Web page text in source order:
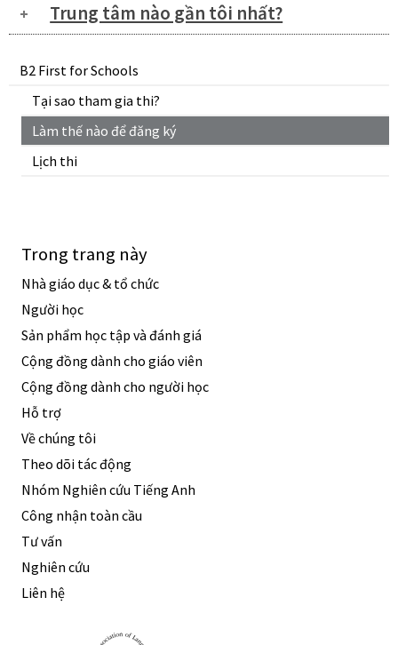
B2 First for Schools
Tại sao tham gia thi?
Làm thế nào để đăng ký
Lịch thi
Trung tâm nào gần tôi nhất?
Trong trang này
Nhà giáo dục & tổ chức
Người học
Sản phẩm học tập và đánh giá
Cộng đồng dành cho giáo viên
Cộng đồng dành cho người học
Hỗ trợ
Về chúng tôi
Theo dõi tác động
Nhóm Nghiên cứu Tiếng Anh
Công nhận toàn cầu
Tư vấn
Nghiên cứu
Liên hệ